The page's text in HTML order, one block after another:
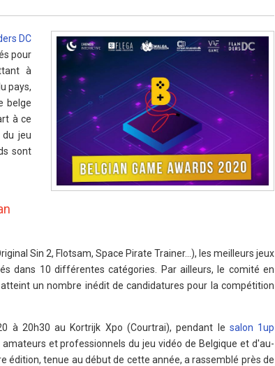
DC
pour
à
pays,
belge
à ce
jeu
sont
Sin 2, Flotsam, Space Pirate Trainer...), les meilleurs jeux
dans 10 différentes catégories. Par ailleurs, le comité en
un nombre inédit de candidatures pour la compétition
à 20h30 au Kortrijk Xpo (Courtrai), pendant le salon 1up
amateurs et professionnels du jeu vidéo de Belgique et d'au-
édition, tenue au début de cette année, a rassemblé près de